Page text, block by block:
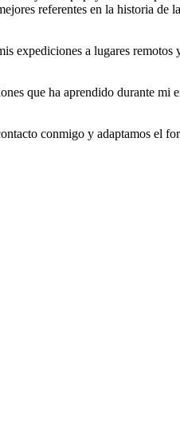
referentes en la historia de
expediciones a lugares remotos
que ha aprendido durante
conmigo y adaptamos el